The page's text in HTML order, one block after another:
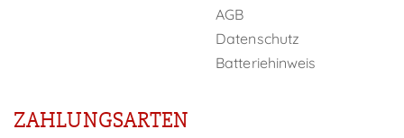
AGB
Datenschutz
Batteriehinweis
ZAHLUNGSARTEN